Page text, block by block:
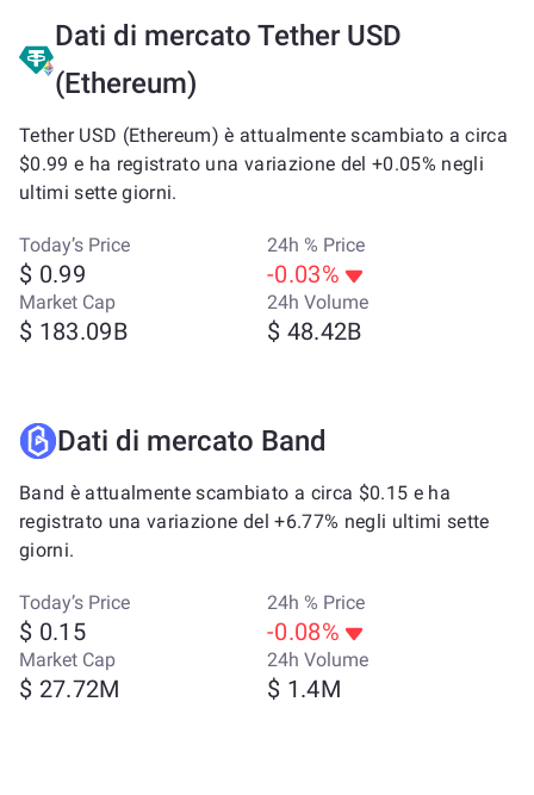
Dati di mercato Tether USD
(Ethereum)
Tether USD (Ethereum) è attualmente scambiato a circa
$0.99 e ha registrato una variazione del +0.05% negli
ultimi sette giorni.
Today’s Price
$ 0.99
24h % Price
-0.03%
Market Cap
$ 183.09B
24h Volume
$ 48.42B
Dati di mercato Band
Band è attualmente scambiato a circa $0.15 e ha
registrato una variazione del +6.77% negli ultimi sette
giorni.
Today’s Price
$ 0.15
24h % Price
-0.08%
Market Cap
$ 27.72M
24h Volume
$ 1.4M